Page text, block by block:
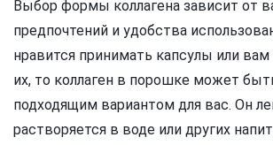
Выбор формы коллагена зависит от
предпочтений и удобства
нравится принимать капсулы или вам
их, то коллаген в порошке может
подходящим вариантом для вас. Он
растворяется в воде или других